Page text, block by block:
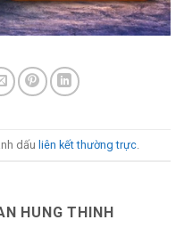
dấu liên kết thường trực
HUNG THINH